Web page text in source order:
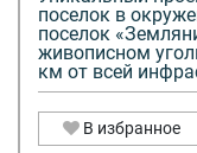
поселок в
поселок
живописном
км от всей
В избранное